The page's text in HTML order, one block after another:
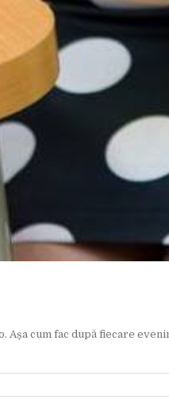
cum fac după fiecare